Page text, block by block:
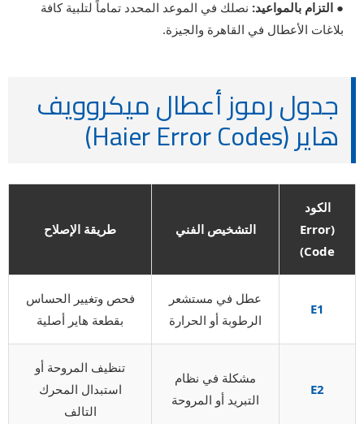
● التزام بالمواعيد: نصلك في الموعد المحدد تماماً لتلبية كافة
بلاغات الأعطال في القاهرة والجيزة.
جدول رموز أعطال ميكروويف
هاير (Haier Error Codes)
الكود
(Error
Code)
التشخيص الفني طريقة الإصلاح
E1
عطل في مستشعر
الرطوبة أو الحرارة
فحص وتغيير الحساس
بقطعة هاير أصلية
E2
مشكلة في نظام
التبريد أو المروحة
تنظيف المروحة أو
استبدال المحرك
التالف